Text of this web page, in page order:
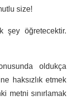
size!
şey öğretecektir.
oldukça
haksızlık etmek
metni sınırlamak